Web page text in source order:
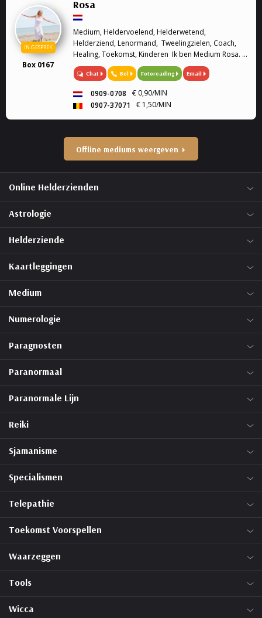
IN GESPREK
Box 0167
Rosa
Medium, Heldervoelend, Helderwetend,
Helderziend, Lenormand, Tweelingzielen, Coach,
Healing, Toekomst, Kinderen Ik ben Medium Rosa. Ik
ben heldervoelend, helderwetend en helderziend.
Graag sta ik u te woord om u verder te helpen met
Chat Bel Fotoreading Email
0909-0708
€ 0,90/MIN
0907-37071
€ 1,50/MIN
Offline mediums weergeven
Online Helderzienden
Astrologie
Helderziende
Kaartleggingen
Medium
Numerologie
Paragnosten
Paranormaal
Paranormale Lijn
Reiki
Sjamanisme
Specialismen
Telepathie
Toekomst Voorspellen
Waarzeggen
Tools
Wicca